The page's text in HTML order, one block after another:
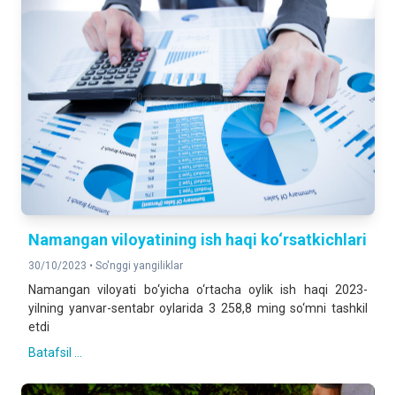
Namangan viloyatining ish haqi ko‘rsatkichlari
30/10/2023 • So'nggi yangiliklar
Namangan viloyati bo‘yicha o‘rtacha oylik ish haqi 2023-
yilning yanvar-sentabr oylarida 3 258,8 ming so‘mni tashkil
etdi
Batafsil ...